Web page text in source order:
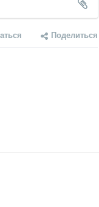
Поделиться